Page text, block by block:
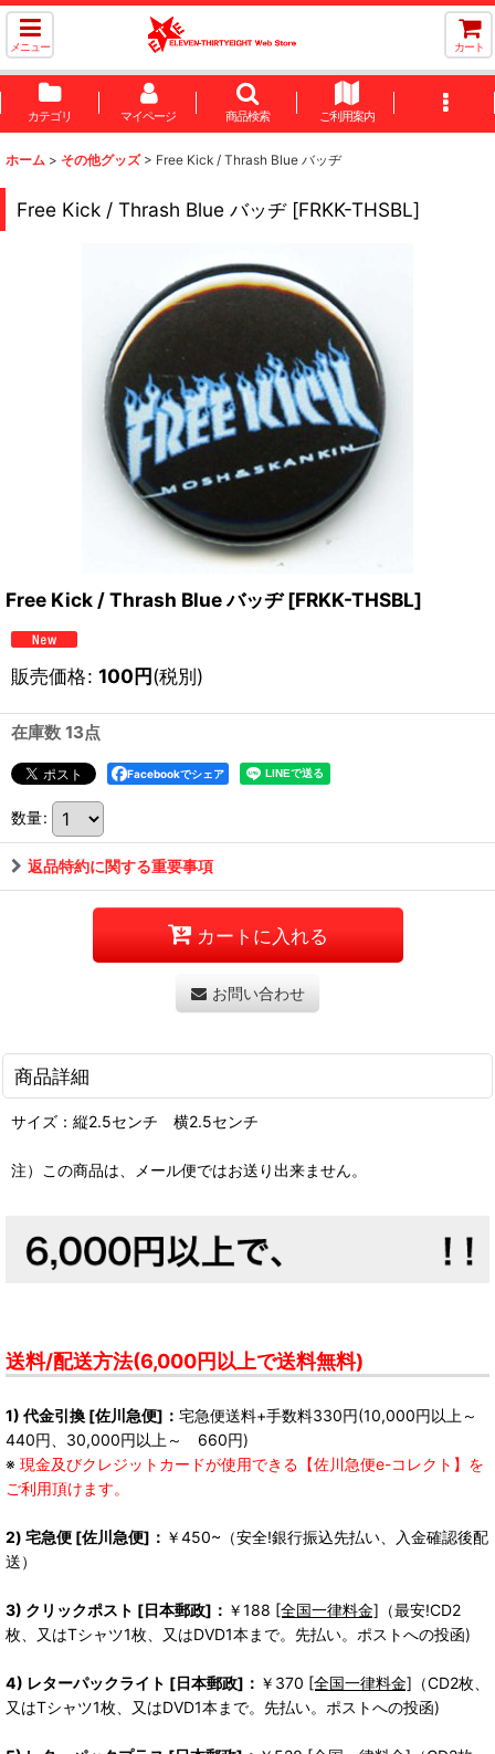
メニュー カート
カテゴリ マイページ 商品検索 ご利用案内
ホーム > その他グッズ > Free Kick / Thrash Blue バッヂ
Free Kick / Thrash Blue バッヂ [FRKK-THSBL]
Free Kick / Thrash Blue バッヂ [FRKK-THSBL]
販売価格: 100円(税別)
在庫数 13点
Facebookでシェア
数量:
返品特約に関する重要事項
カートに入れる
お問い合わせ
商品詳細
サイズ：縦2.5センチ 横2.5センチ
注）この商品は、メール便ではお送り出来ません。
送料/配送方法(6,000円以上で送料無料)
1) 代金引換 [佐川急便]： 宅急便送料+手数料330円(10,000円以上～
440円、30,000円以上～ 660円)
※ 現金及びクレジットカードが使用できる【佐川急便e-コレクト】を
ご利用頂けます。
2) 宅急便 [佐川急便]： ￥450~（安全!銀行振込先払い、入金確認後配
送）
3) クリックポスト [日本郵政]： ￥188 [全国一律料金] （最安!CD2
枚、又はTシャツ1枚、又はDVD1本まで。先払い。ポストへの投函)
4) レターパックライト [日本郵政]： ￥370 [全国一律料金] （CD2枚、
又はTシャツ1枚、又はDVD1本まで。先払い。ポストへの投函)